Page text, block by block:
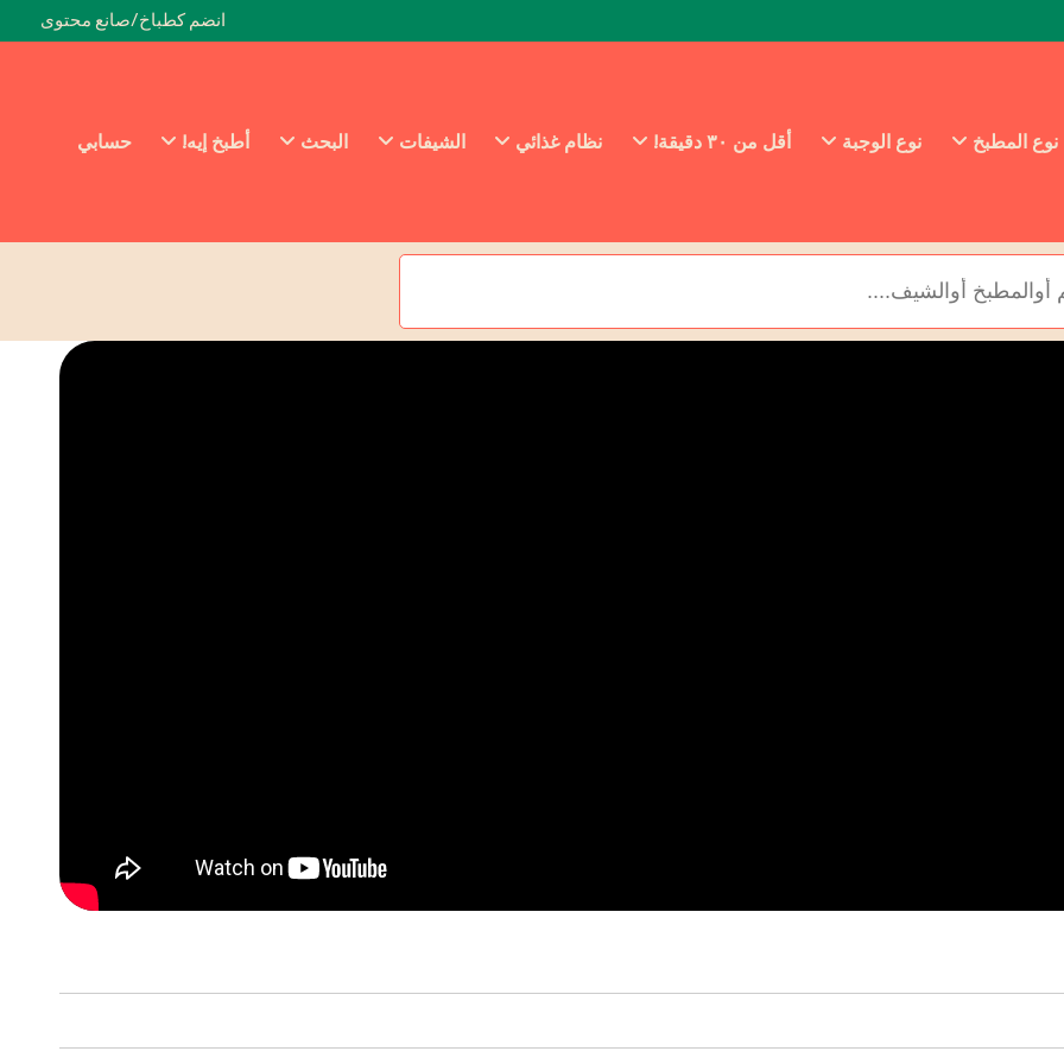
انضم كطباخ/صانع محتوى
نوع المطبخ نوع الوجبة أقل من ٣٠ دقيقة! نظام غذائي الشيفات البحث أطبخ إيه! حسابي